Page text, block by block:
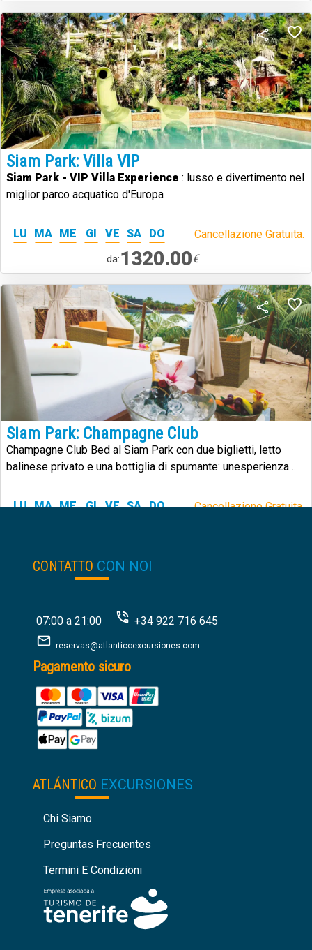
Siam Park: Villa VIP
Siam Park - VIP Villa Experience : lusso e divertimento nel
miglior parco acquatico d'Europa
LU MA ME GI VE SA DO Cancellazione Gratuita.
da:1320.00€
Siam Park: Champagne Club
Champagne Club Bed al Siam Park con due biglietti, letto
balinese privato e una bottiglia di spumante: unesperienza
LU MA ME GI VE SA DO Cancellazione Gratuita.
CONTATTO CON NOI
07:00 a 21:00 +34 922 716 645
reservas@atlanticoexcursiones.com
Pagamento sicuro
ATLÁNTICO EXCURSIONES
Chi Siamo
Preguntas Frecuentes
Termini E Condizioni